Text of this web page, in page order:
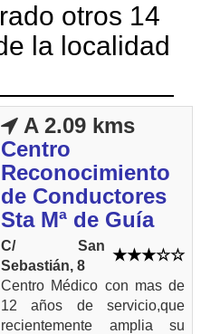
otros 14
la localidad
A 2.09 kms
Centro
Reconocimiento
de Conductores
Sta Mª de Guía
C/ San
Sebastián, 8
Centro Médico con mas de
12 años de servicio,que
recientemente amplia su